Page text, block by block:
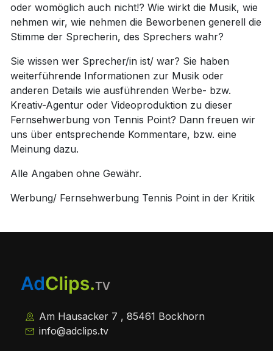
oder womöglich auch nicht!? Wie wirkt die Musik, wie
nehmen wir, wie nehmen die Beworbenen generell die
Stimme der Sprecherin, des Sprechers wahr?
Sie wissen wer Sprecher/in ist/ war? Sie haben
weiterführende Informationen zur Musik oder
anderen Details wie ausführenden Werbe- bzw.
Kreativ-Agentur oder Videoproduktion zu dieser
Fernsehwerbung von Tennis Point? Dann freuen wir
uns über entsprechende Kommentare, bzw. eine
Meinung dazu.
Alle Angaben ohne Gewähr.
Werbung/ Fernsehwerbung Tennis Point in der Kritik
Am Hausacker 7 , 85461 Bockhorn
info@adclips.tv